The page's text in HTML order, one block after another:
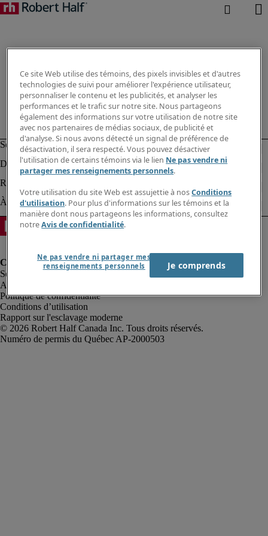
Alerte à la fraude
Politique de confidentialité
Conditions d’utilisation
Rapport sur l'esclavage moderne
Robert Half Canada Inc. Tous droits réservés.
Ce site Web utilise des témoins, des pixels invisibles et d'autres
technologies de suivi pour améliorer l'expérience utilisateur,
personnaliser le contenu et les publicités, et analyser les
performances et le trafic sur notre site. Nous partageons
également des informations sur votre utilisation de notre site
avec nos partenaires de médias sociaux, de publicité et
d'analyse. Si nous avons détecté un signal de préférence de
désactivation, il sera respecté. Vous pouvez désactiver
l'utilisation de certains témoins via le lien Ne pas vendre ni
partager mes renseignements personnels.
Votre utilisation du site Web est assujettie à nosConditions
d'utilisation. Pour plus d'informations sur les témoins et la
manière dont nous partageons les informations, consultez
notreAvis de confidentialité.
Ne pas vendre ni partager mes
renseignements personnels
Je comprends